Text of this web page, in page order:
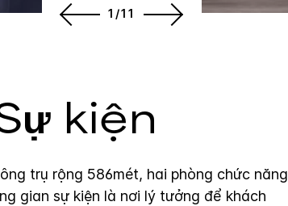
1/11
kiện
trụ rộng 586mét, hai phòng chức năng
gian sự kiện là nơi lý tưởng để khách